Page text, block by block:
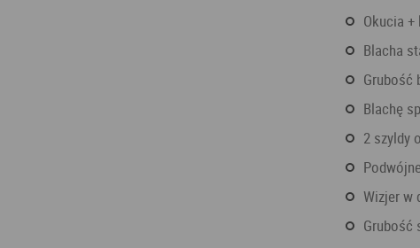
okucia
blacha
blachę
2
wizjer